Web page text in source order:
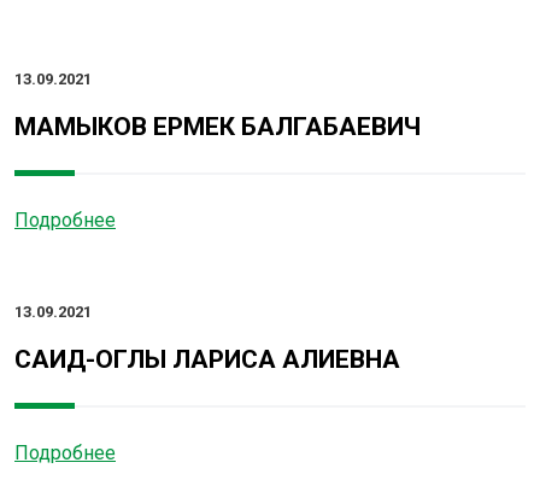
13.09.2021
МАМЫКОВ ЕРМЕК БАЛГАБАЕВИЧ
Подробнее
13.09.2021
САИД-ОГЛЫ ЛАРИСА АЛИЕВНА
Подробнее